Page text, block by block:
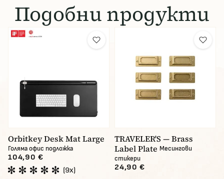
Подобни продукти
Orbitkey Desk Mat Large
Голяма офис подложка
104,90 €
(9x)
TRAVELER'S — Brass
Label Plate Месингови
стикери
24,90 €